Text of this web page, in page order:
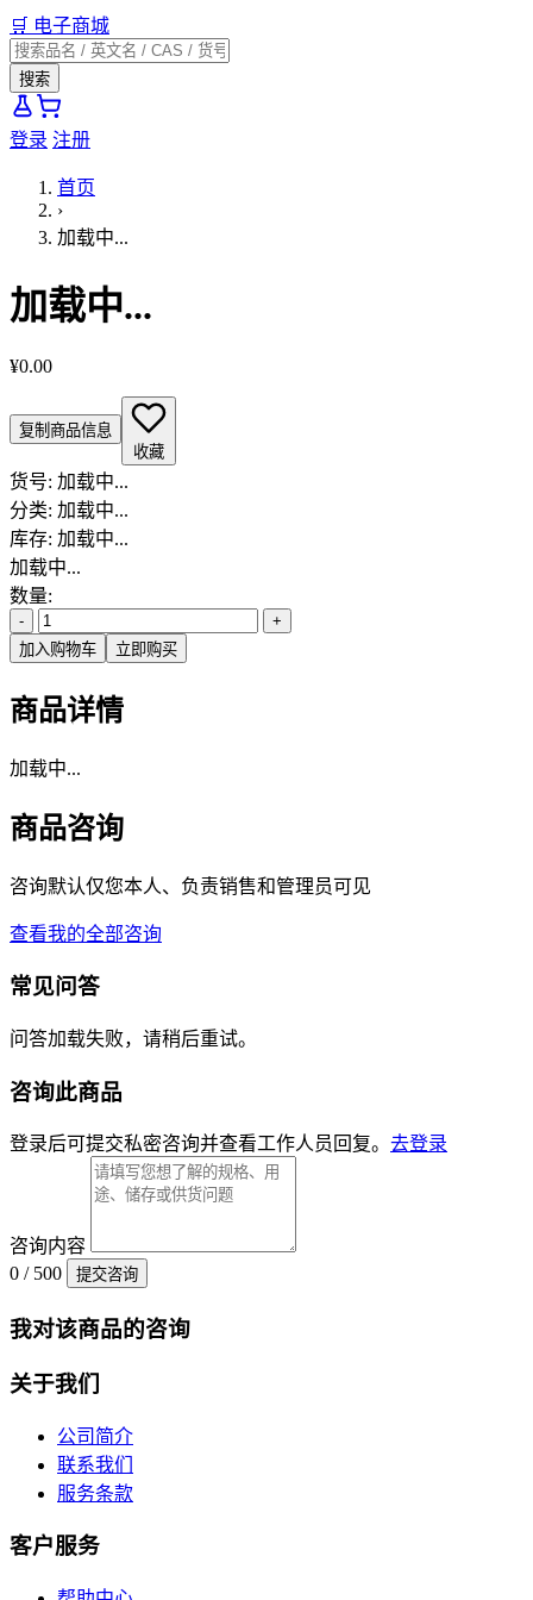
🛒 电子商城
搜索
登录 注册
首页
›
加载中...
加载中...
¥0.00
复制商品信息
收藏
货号: 加载中...
分类: 加载中...
库存: 加载中...
加载中...
数量:
-
+
加入购物车
立即购买
商品详情
加载中...
商品咨询
咨询默认仅您本人、负责销售和管理员可见
查看我的全部咨询
常见问答
问答加载失败，请稍后重试。
咨询此商品
登录后可提交私密咨询并查看工作人员回复。 去登录
咨询内容
0 / 500
提交咨询
我对该商品的咨询
关于我们
公司简介
联系我们
服务条款
客户服务